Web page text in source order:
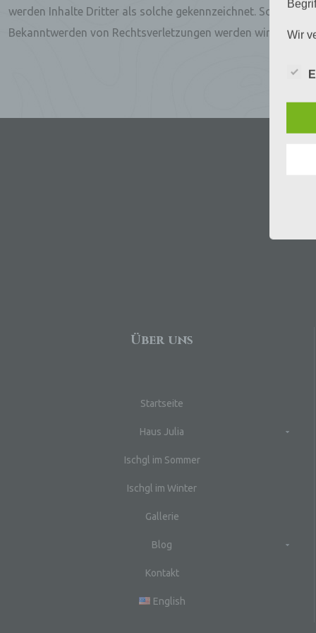
werden Inhalte Dritter als solche gekennzeichnet. Sollten
Bekanntwerden von Rechtsverletzungen werden wir
Über uns
Startseite
Haus Julia
Ischgl im Sommer
Ischgl im Winter
Gallerie
Blog
Kontakt
English
Wir